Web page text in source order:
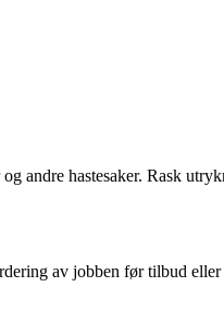
andre hastesaker. Rask
av jobben før tilbud eller